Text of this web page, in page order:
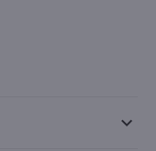
keyboard_arrow_down